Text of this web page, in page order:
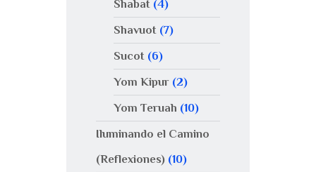
Shabat(4)
Shavuot(7)
Sucot(6)
Yom Kipur(2)
Yom Teruah (10)
Iluminando el Camino
(Reflexiones) (10)